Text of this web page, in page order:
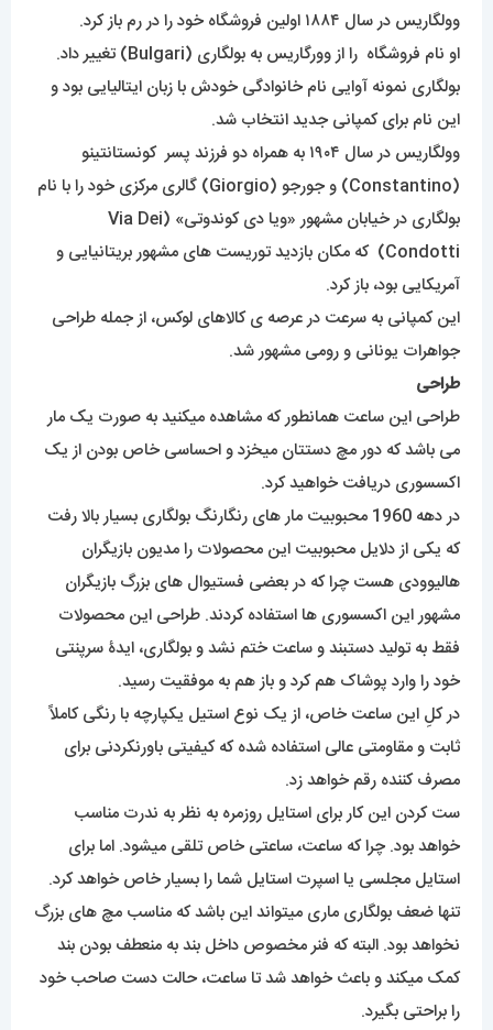
وولگاریس در سال ۱۸۸۴ اولین فروشگاه خود را در رم باز کرد.
او نام فروشگاه را از وورگاریس به بولگاری (Bulgari) تغییر داد.
بولگاری نمونه آوایی نام خانوادگی خودش با زبان ایتالیایی بود و
این نام برای کمپانی جدید انتخاب شد.
وولگاریس در سال ۱۹۰۴ به همراه دو فرزند پسر کونستانتینو
(Constantino) و جورجو (Giorgio) گالری مرکزی خود را با نام
بولگاری در خیابان مشهور «ویا دی کوندوتی» (Via Dei
Condotti) که مکان بازدید توریست های مشهور بریتانیایی و
آمریکایی بود، باز کرد.
این کمپانی به سرعت در عرصه ی کالاهای لوکس، از جمله طراحی
جواهرات یونانی و رومی مشهور شد.
طراحی
طراحی این ساعت همانطور که مشاهده میکنید به صورت یک مار
می باشد که دور مچ دستتان میخزد و احساسی خاص بودن از یک
اکسسوری دریافت خواهید کرد.
در دهه 1960 محبوبیت مار های رنگارنگ بولگاری بسیار بالا رفت
که یکی از دلایل محبوبیت این محصولات را مدیون بازیگران
هالیوودی هست چرا که در بعضی فستیوال های بزرگ بازیگران
مشهور این اکسسوری ها استفاده کردند. طراحی این محصولات
فقط به تولید دستبند و ساعت ختم نشد و بولگاری، ایدۀ سرپنتی
خود را وارد پوشاک هم کرد و باز هم به موفقیت رسید.
در کلِ این ساعت خاص، از یک نوع استیل یکپارچه با رنگی کاملاً
ثابت و مقاومتی عالی استفاده شده که کیفیتی باورنکردنی برای
مصرف کننده رقم خواهد زد.
ست کردن این کار برای استایل روزمره به نظر به ندرت مناسب
خواهد بود. چرا که ساعت، ساعتی خاص تلقی میشود. اما برای
استایل مجلسی یا اسپرت استایل شما را بسیار خاص خواهد کرد.
تنها ضعف بولگاری ماری میتواند این باشد که مناسب مچ های بزرگ
نخواهد بود. البته که فنر مخصوص داخل بند به منعطف بودن بند
کمک میکند و باعث خواهد شد تا ساعت، حالت دست صاحب خود
را براحتی بگیرد.